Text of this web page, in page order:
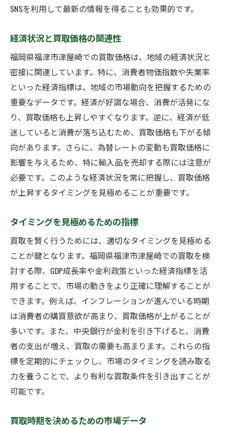
SNSを利用して最新の情報を得ることも効果的です。
経済状況と買取価格の関連性
福岡県福津市津屋崎での買取価格は、地域の経済状況と
密接に関連しています。特に、消費者物価指数や失業率
といった経済指標は、地域の市場動向を把握するための
重要なデータです。経済が好調な場合、消費が活発にな
り、買取価格も上昇しやすくなります。逆に、経済が低
迷していると消費が落ち込むため、買取価格も下がる傾
向があります。さらに、為替レートの変動も買取価格に
影響を与えるため、特に輸入品を売却する際には注意が
必要です。このような経済状況を常に把握し、買取価格
が上昇するタイミングを見極めることが重要です。
タイミングを見極めるための指標
買取を賢く行うためには、適切なタイミングを見極める
ことが鍵となります。福岡県福津市津屋崎での買取を検
討する際、GDP成長率や金利政策といった経済指標を活
用することで、市場の動きをより正確に理解することが
できます。例えば、インフレーションが進んでいる時期
は消費者の購買意欲が高まり、買取価格が上がることが
多いです。また、中央銀行が金利を引き下げると、消費
者の支出が増え、買取の需要も高まります。これらの指
標を定期的にチェックし、市場のタイミングを読み取る
力を養うことで、より有利な買取条件を引き出すことが
可能です。
買取時期を決めるための市場データ